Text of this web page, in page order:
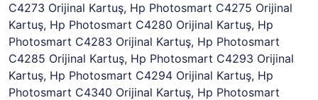
C4273 Orijinal Kartuş, Hp Photosmart C4275 Orijinal
Kartuş, Hp Photosmart C4280 Orijinal Kartuş, Hp
Photosmart C4283 Orijinal Kartuş, Hp Photosmart
C4285 Orijinal Kartuş, Hp Photosmart C4293 Orijinal
Kartuş, Hp Photosmart C4294 Orijinal Kartuş, Hp
Photosmart C4340 Orijinal Kartuş, Hp Photosmart